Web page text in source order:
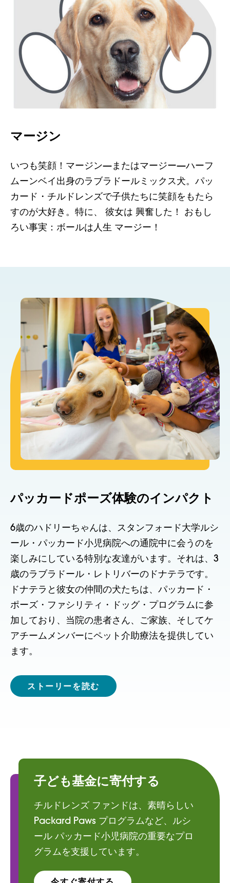
マージン
いつも笑顔！マージン—またはマージー—ハーフ
ムーンベイ出身のラブラドールミックス犬。パッ
カード・チルドレンズで子供たちに笑顔をもたら
すのが大好き。特に、 彼女は 興奮した！ おもし
ろい事実：ボールは人生 マージー！
パッカードポーズ体験のインパクト
6歳のハドリーちゃんは、スタンフォード大学ルシ
ール・パッカード小児病院への通院中に会うのを
楽しみにしている特別な友達がいます。それは、3
歳のラブラドール・レトリバーのドナテラです。
ドナテラと彼女の仲間の犬たちは、パッカード・
ポーズ・ファシリティ・ドッグ・プログラムに参
加しており、当院の患者さん、ご家族、そしてケ
アチームメンバーにペット介助療法を提供してい
ます。
ストーリーを読む
子ども基金に寄付する
チルドレンズ ファンドは、素晴らしい
Packard Paws プログラムなど、ルシ
ール パッカード小児病院の重要なプロ
グラムを支援しています。